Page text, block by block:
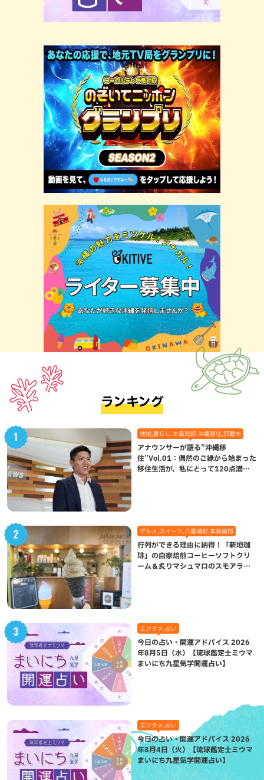
ランキング
地域,暮らし,本島南部,沖縄移住,那覇市
アナウンサーが語る”沖縄移
住”Vol.01：偶然のご縁から始まった
移住生活が、私にとって120点満点
グルメ,スイーツ,八重瀬町,本島南部
行列ができる理由に納得！「新垣珈
琲」の自家焙煎コーヒーソフトクリ
ーム＆炙りマシュマロのスモアラテ
エンタメ,占い
今日の占い・開運アドバイス 2026
年8月5日（水）【琉球鑑定士ミウマ
まいにち九星気学開運占い】
エンタメ,占い
今日の占い・開運アドバイス 2026
年8月4日（火）【琉球鑑定士ミウマ
まいにち九星気学開運占い】